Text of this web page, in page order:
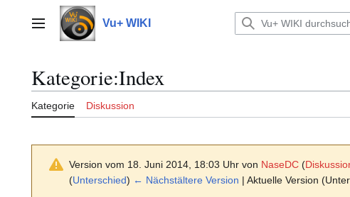
springenHauptmenü Vu+ WIKI
Kategorie:Index
Kategorie Diskussion
Version vom 18. Juni 2014, 18:03 Uhr von NaseDC (
(Unterschied) ← Nächstältere Version | Aktuelle Version